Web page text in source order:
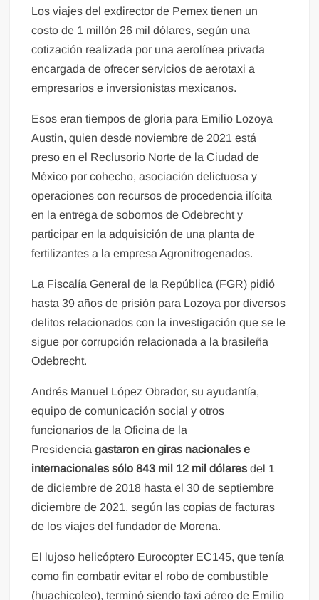
Los viajes del exdirector de Pemex tienen un
costo de 1 millón 26 mil dólares, según una
cotización realizada por una aerolínea privada
encargada de ofrecer servicios de aerotaxi a
empresarios e inversionistas mexicanos.
Esos eran tiempos de gloria para Emilio Lozoya
Austin, quien desde noviembre de 2021 está
preso en el Reclusorio Norte de la Ciudad de
México por cohecho, asociación delictuosa y
operaciones con recursos de procedencia ilícita
en la entrega de sobornos de Odebrecht y
participar en la adquisición de una planta de
fertilizantes a la empresa Agronitrogenados.
La Fiscalía General de la República (FGR) pidió
hasta 39 años de prisión para Lozoya por diversos
delitos relacionados con la investigación que se le
sigue por corrupción relacionada a la brasileña
Odebrecht.
Andrés Manuel López Obrador, su ayudantía,
equipo de comunicación social y otros
funcionarios de la Oficina de la
Presidenciagastaron en giras nacionales e
internacionales sólo 843 mil 12 mil dólaresdel 1
de diciembre de 2018 hasta el 30 de septiembre
diciembre de 2021, según las copias de facturas
de los viajes del fundador de Morena.
El lujoso helicóptero Eurocopter EC145, que tenía
como fin combatir evitar el robo de combustible
(huachicoleo), terminó siendo taxi aéreo de Emilio